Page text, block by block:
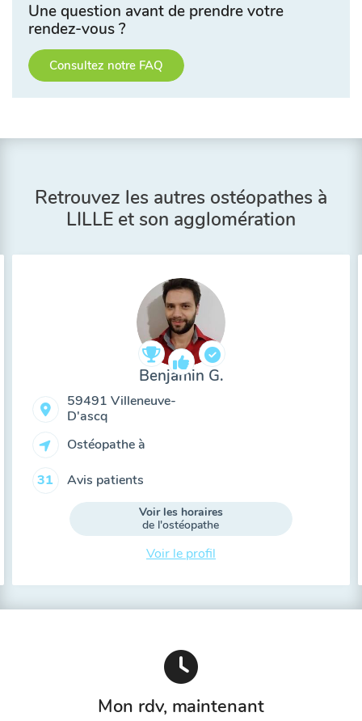
Une question avant de prendre votre
rendez-vous ?
Consultez notre FAQ
Retrouvez les autres ostéopathes à
LILLE et son agglomération
Benjamin G.
59491 Villeneuve-
D'ascq
Ostéopathe à
31 Avis patients
Voir les horaires
de l'ostéopathe
Voir le profil
Mon rdv, maintenant